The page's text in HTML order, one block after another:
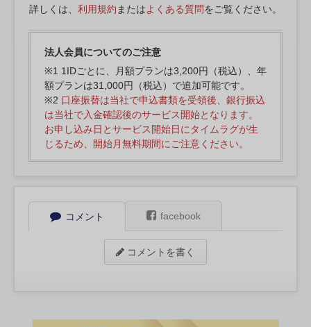
詳しくは、 利用規約 またはよくある質問をご覧ください。
法人会員についてのご注意
※1 1IDごとに、月額プランは3,200円（税込）、年
額プランは31,000円（税込）で追加可能です。
※2 口座振替は当社で申込書類を受領後、銀行振込
は当社で入金確認後のサービス開始となります。
お申し込み日とサービス開始日にタイムラグが生
じるため、開始月無料期間にご注意ください。
コメント facebook
コメントを書く